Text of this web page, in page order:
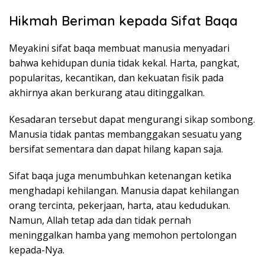
Hikmah Beriman kepada Sifat Baqa
Meyakini sifat baqa membuat manusia menyadari
bahwa kehidupan dunia tidak kekal. Harta, pangkat,
popularitas, kecantikan, dan kekuatan fisik pada
akhirnya akan berkurang atau ditinggalkan.
Kesadaran tersebut dapat mengurangi sikap sombong.
Manusia tidak pantas membanggakan sesuatu yang
bersifat sementara dan dapat hilang kapan saja.
Sifat baqa juga menumbuhkan ketenangan ketika
menghadapi kehilangan. Manusia dapat kehilangan
orang tercinta, pekerjaan, harta, atau kedudukan.
Namun, Allah tetap ada dan tidak pernah
meninggalkan hamba yang memohon pertolongan
kepada-Nya.